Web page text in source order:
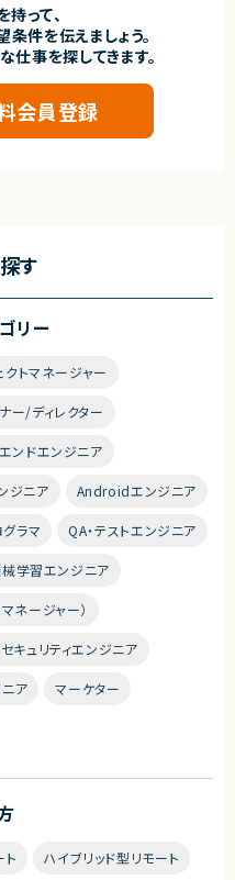
って、
件を伝えましょう。
仕事を探してきます。
会員登録
す
リー
クトマネージャー
ー/ディレクター
ンドエンジニア
ジニア Androidエンジニア
ラマ QA・テストエンジニア
学習エンジニア
ネージャー）
キュリティエンジニア
ア マーケター
ト ハイブリッド型リモート